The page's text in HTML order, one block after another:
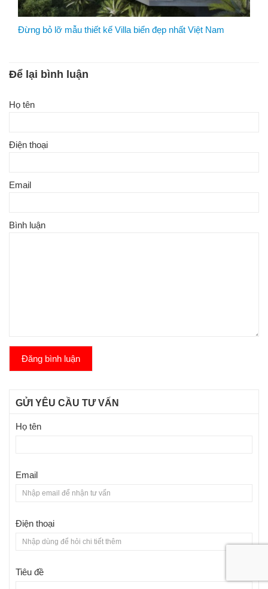
Đừng bỏ lỡ mẫu thiết kế Villa biển đẹp nhất Việt Nam
Để lại bình luận
Họ tên
Điện thoại
Email
Bình luận
Đăng bình luận
GỬI YÊU CẦU TƯ VẤN
Họ tên
Email
Điện thoại
Tiêu đề